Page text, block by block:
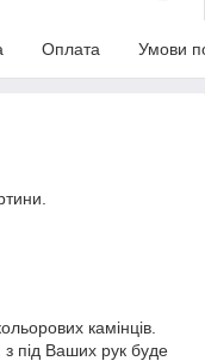
Оплата Умови
камінців.
під Ваших рук буде